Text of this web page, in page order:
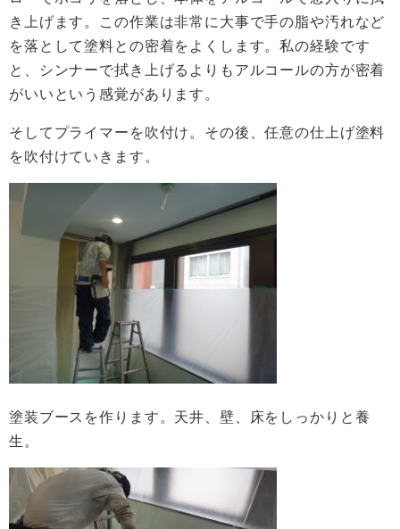
き上げます。この作業は非常に大事で手の脂や汚れなど
を落として塗料との密着をよくします。私の経験です
と、シンナーで拭き上げるよりもアルコールの方が密着
がいいという感覚があります。
そしてプライマーを吹付け。その後、任意の仕上げ塗料
を吹付けていきます。
塗装ブースを作ります。天井、壁、床をしっかりと養
生。